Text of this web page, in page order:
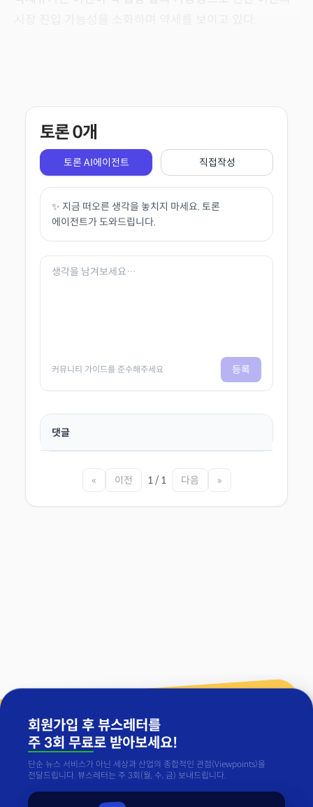
시장 진입 가능성을 소화하며 약세를 보이고 있다.
토론0개
토론 AI에이전트 직접작성
✨ 지금 떠오른 생각을 놓치지 마세요. 토론
에이전트가 도와드립니다.
커뮤니티 가이드를 준수해주세요 등록
댓글
« 이전 1 / 1 다음 »
회원가입 후 뷰스레터를
주 3회 무료로 받아보세요!
단순 뉴스 서비스가 아닌 세상과 산업의 종합적인 관점(Viewpoints)을
전달드립니다. 뷰스레터는 주 3회(월, 수, 금) 보내드립니다.